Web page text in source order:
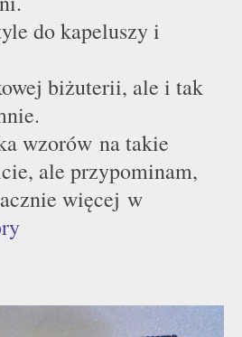
do kapeluszy i
biżuterii, ale i tak
wzorów na takie
ale przypominam,
więcej w